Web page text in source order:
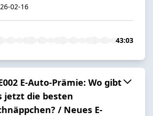
02-16
43:03
E-Auto-Prämie: Wo gibt
jetzt die besten
/ Neues E-